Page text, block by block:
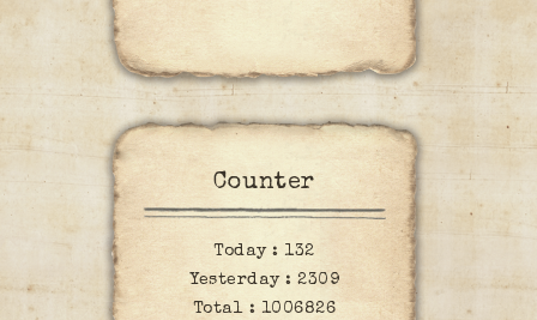
Counter
Today : 132
Yesterday : 2309
Total : 1006826